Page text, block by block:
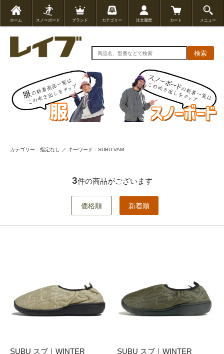
ホーム スノーボード ブランド カテゴリー 注文履歴 カート メニュー
検索
カテゴリー：指定なし ／ キーワード：SUBU-VAM-
3件の商品がございます
価格順 新着順
SUBU スブ｜WINTER
SUBU スブ｜WINTER